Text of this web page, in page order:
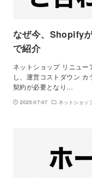
なぜ今、Shopify
で紹介
ネットショップ リニュ
し、運営コストダウン
契約が必要となり…
2025-07-07 ネットショッ